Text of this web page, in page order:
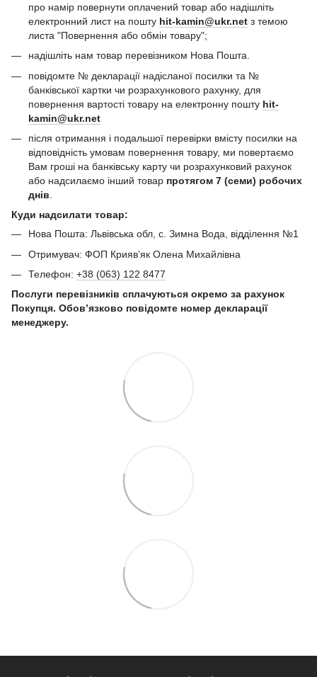
про намір повернути оплачений товар або надішліть
електронний лист на пошту hit-kamin@ukr.net з темою
листа "Повернення або обмін товару";
надішліть нам товар перевізником Нова Пошта.
повідомте № декларації надісланої посилки та №
банківської картки чи розрахункового рахунку, для
повернення вартості товару на електронну пошту hit-
kamin@ukr.net
після отримання і подальшої перевірки вмісту посилки на
відповідність умовам повернення товару, ми повертаємо
Вам гроші на банківську карту чи розрахунковий рахунок
або надсилаємо інший товар протягом 7 (семи) робочих
днів
Куди надсилати товар:
Нова Пошта: Львівська обл, с. Зимна Вода, відділення №1
Отримувач: ФОП Криявʼяк Олена Михайлівна
Телефон: +38 (063) 122 8477
Послуги перевізників сплачуються окремо за рахунок
Покупця. Обов’язково повідомте номер декларації
менеджеру.